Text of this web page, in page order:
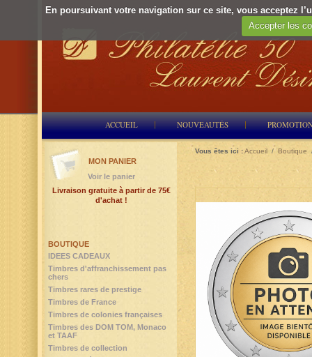
En poursuivant votre navigation sur ce site, vous acceptez
Accepter les
ACCUEIL NOUVEAUTÉS
Vous êtes ici :Accueil / Boutique
BOUTIQUE
IDEES CADEAUX
Timbres d'affranchissement pas
chers
Timbres rares de prestige
Timbres de France
Timbres de colonies françaises
Timbres des DOM TOM, Monaco
et TAAF
Timbres de collection
MON PANIER
Voir le panier
Livraison gratuite à partir de 75€
d'achat !